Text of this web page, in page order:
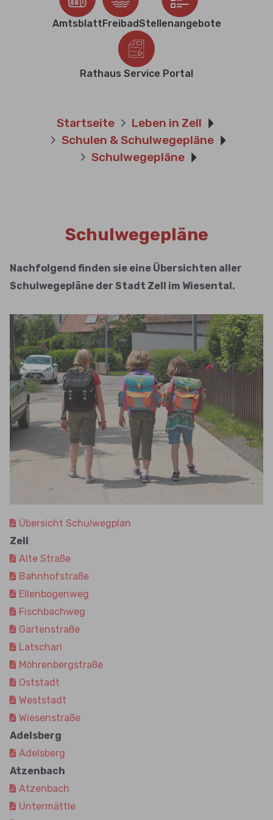
AmtsblattFreibadStellenangebote
Rathaus Service Portal
Sie sind hier:Startseite
Leben in Zell
Schulen & Schulwegepläne
Schulwegepläne
Schulwegepläne
Nachfolgend finden sie eine Übersichten aller
Schulwegepläne der Stadt Zell im Wiesental.
Übersicht Schulwegplan
Zell
Alte Straße
Bahnhofstraße
Ellenbogenweg
Fischbachweg
Gartenstraße
Latschari
Möhrenbergstraße
Oststadt
Weststadt
Wiesenstraße
Adelsberg
Adelsberg
Atzenbach
Atzenbach
Untermättle